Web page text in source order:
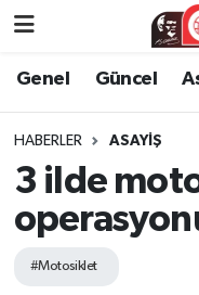
Genel Güncel
HABERLER ASAYIŞ
3 ilde
#Motosiklet
KATEGORİSİZ
ANA SAYFA
Genel
Genel
Güncel
Asayiş
Zonguldak
Zonguldak Hava
Zonguldak